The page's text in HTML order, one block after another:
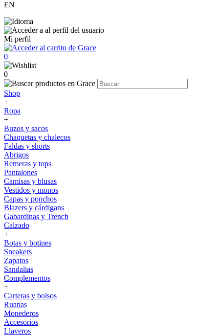
EN
Mi perfil
0
0
Shop
+
Ropa
+
Buzos y sacos
Chaquetas y chalecos
Faldas y shorts
Abrigos
Remeras y tops
Pantalones
Camisas y blusas
Vestidos y monos
Capas y ponchos
Blazers y cárdigans
Gabardinas y Trench
Calzado
+
Botas y botines
Sneakers
Zapatos
Sandalias
Complementos
+
Carteras y bolsos
Ruanas
Monederos
Accesorios
Llaveros